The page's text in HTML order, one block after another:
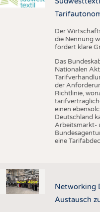
Der
die Nennung
fordert klare
Das
Nationalen
der
Richtlinie,
einen
Deutschland
Arbeitsmarkt-
eine
Networking
Austausch